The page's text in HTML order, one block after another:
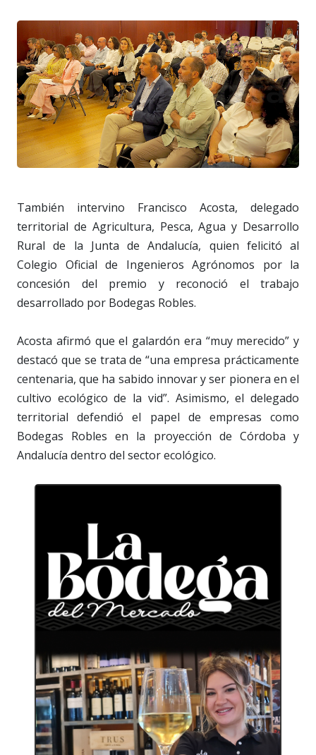
También intervino Francisco Acosta, delegado
territorial de Agricultura, Pesca, Agua y Desarrollo
Rural de la Junta de Andalucía, quien felicitó al
Colegio Oficial de Ingenieros Agrónomos por la
concesión del premio y reconoció el trabajo
desarrollado por Bodegas Robles.
Acosta afirmó que el galardón era “muy merecido” y
destacó que se trata de “una empresa prácticamente
centenaria, que ha sabido innovar y ser pionera en el
cultivo ecológico de la vid”. Asimismo, el delegado
territorial defendió el papel de empresas como
Bodegas Robles en la proyección de Córdoba y
Andalucía dentro del sector ecológico.